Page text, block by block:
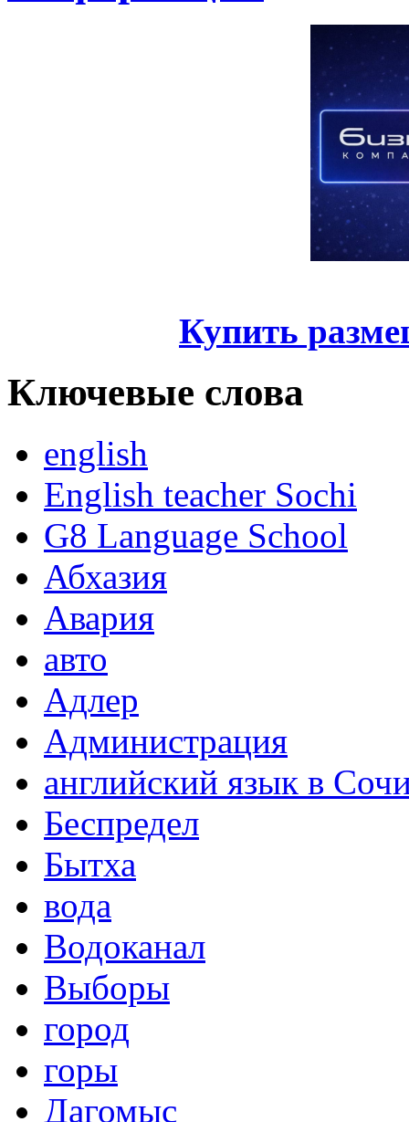
Купить
Ключевые слова
english
English teacher Sochi
G8 Language School
Абхазия
Авария
авто
Адлер
Администрация
английский язык в
Беспредел
Бытха
вода
Водоканал
Выборы
город
горы
Дагомыс